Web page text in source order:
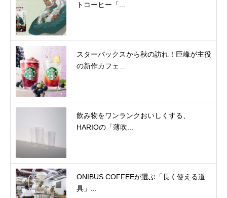
トコーヒー「...
スターバックスから秋の訪れ！巨峰が主役
の新作カフェ...
飲み物をワンランクおいしくする、
HARIOの「薄吹...
ONIBUS COFFEEが選ぶ「長く使える道
具」...